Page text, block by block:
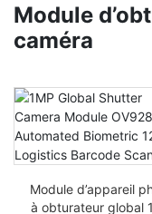
Module
caméra
Module d’appareil
à obturateur global